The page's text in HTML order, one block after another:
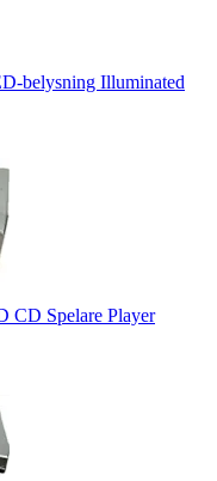
belysning Illuminated
CD Spelare Player